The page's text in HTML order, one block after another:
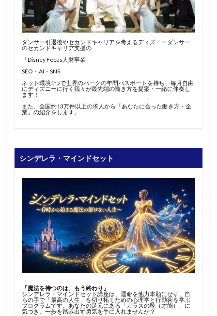
ダンサー引退後やセカンドキャリアを考えるディズニーダンサー
のセカンドキャリア支援の
「Disney Focus人財事業」
SEO・AI・SNS
ネット環境1つで世界のパークの年間パスポートを持ち、毎月自由
にディズニーに行く我々が最先端の働き方を提案・一緒に伴奏し
ます！
また、全国約13万件以上の求人から「あなたに合った働き方・企
業」の紹介をします。
シンデレラ・マインドセット
「魔法を待つのは、もう終わり」
シンデレラ・マインドセット講座は、運命を他力本願にせず、自
らの手で「最高の人生」を切り拓くための心理学と行動術を学ぶ
プログラムです。あなたの足元にある「ガラスの靴（才能）」に
気づき、一歩を踏み出す勇気を手に入れませんか？